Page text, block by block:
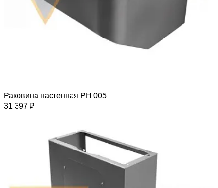
Раковина настенная РН 005
31 397 ₽